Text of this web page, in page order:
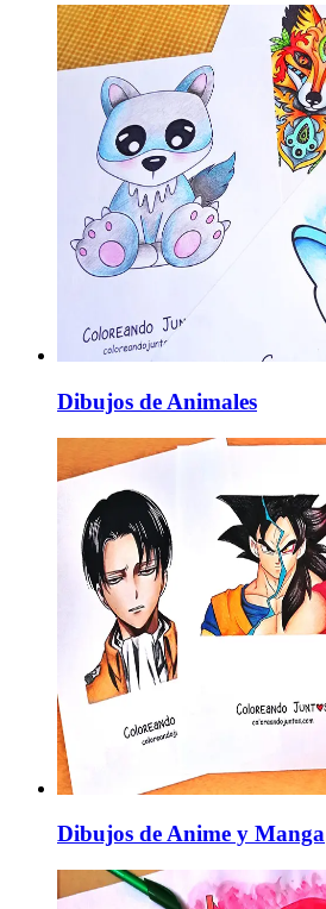
Dibujos de Animales
Dibujos de Anime y Manga